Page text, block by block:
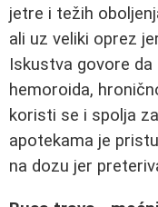
jetre i težih
ali uz veliki oprez
Iskustva govore
hemoroida,
koristi se i spolja
apotekama je
na dozu jer